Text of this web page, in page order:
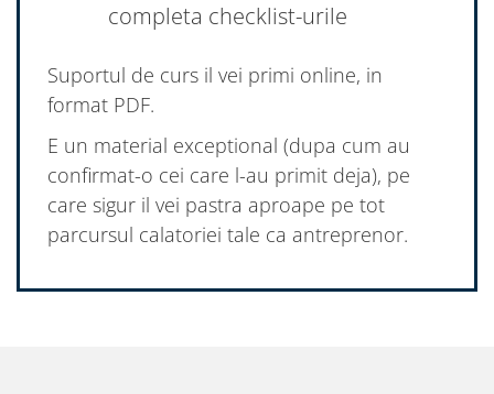
completa checklist-urile
Suportul de curs il vei primi online, in
format PDF.
E un material exceptional (dupa cum au
confirmat-o cei care l-au primit deja), pe
care sigur il vei pastra aproape pe tot
parcursul calatoriei tale ca antreprenor.